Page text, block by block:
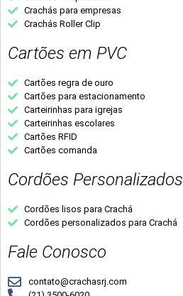
Crachás para empresas
Crachás Roller Clip
Cartões em PVC
Cartões regra de ouro
Cartões para estacionamento
Carteirinhas para igrejas
Carteirinhas escolares
Cartões RFID
Cartões comanda
Cordões Personalizados
Cordões lisos para Crachá
Cordões personalizados para Crachá
Fale Conosco
contato@crachasrj.com